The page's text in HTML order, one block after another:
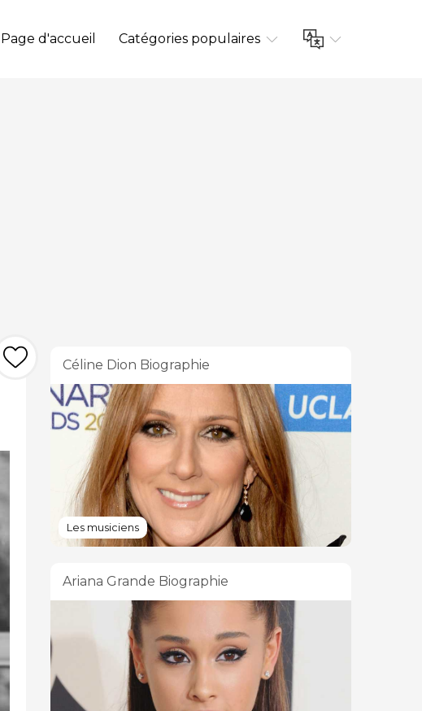
Page d'accueil Catégories populaires
Céline Dion Biographie
Les musiciens
Ariana Grande Biographie